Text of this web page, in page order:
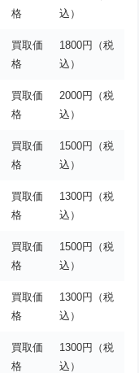
格
込）
買取価
格
1800円（税
込）
買取価
格
2000円（税
込）
買取価
格
1500円（税
込）
買取価
格
1300円（税
込）
買取価
格
1500円（税
込）
買取価
格
1300円（税
込）
買取価
格
1300円（税
込）